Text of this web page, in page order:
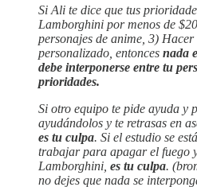
Si Ali te dice que tus
Lamborghini por menos de
personajes de anime, 3)
personalizado, entonces nada
debe interponerse entre tu
prioridades.
Si otro equipo te pide ayuda y
ayudándolos y te retrasas en
es tu culpa. Si el estudio se
trabajar para apagar el fuego
Lamborghini, es tu culpa.
no dejes que nada se